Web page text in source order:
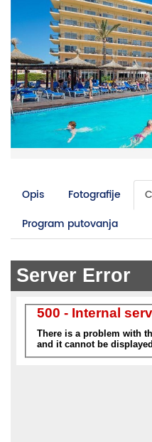
Opis Fotografije
Program putovanja